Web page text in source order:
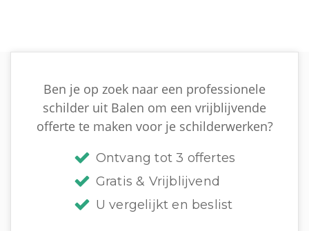
Ben je op zoek naar een professionele
schilder uit Balen om een vrijblijvende
offerte te maken voor je schilderwerken?
Ontvang tot 3 offertes
Gratis & Vrijblijvend
U vergelijkt en beslist